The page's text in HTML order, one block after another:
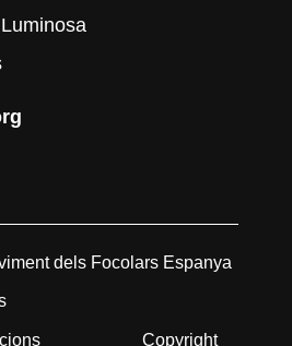
dels Focolars Espanya
Copyright